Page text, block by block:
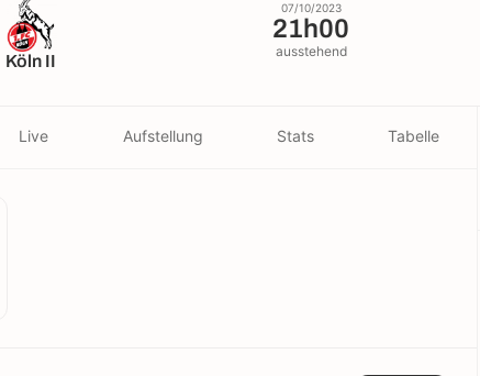
Köln II
07/10/2023
21h00
ausstehend
Live Aufstellung Stats Tabelle